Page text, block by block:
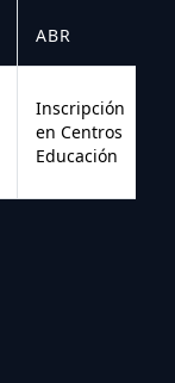
ABR
Inscripción
en Centros
Educación